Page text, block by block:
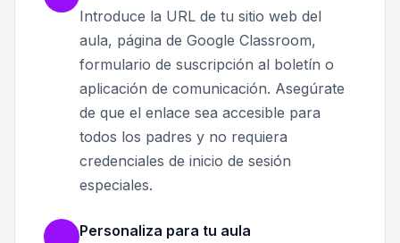
Introduce la URL de tu sitio web del
aula, página de Google Classroom,
formulario de suscripción al boletín o
aplicación de comunicación. Asegúrate
de que el enlace sea accesible para
todos los padres y no requiera
credenciales de inicio de sesión
especiales.
Personaliza para tu aula